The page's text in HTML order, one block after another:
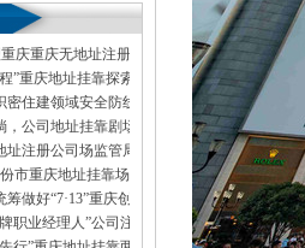
证、一通电话，
收注册费哦！
工商新政策出台注
、
长期合作的银行，
可免银行年费用）
、优惠多多！发票
1年代账服务，在
庆重庆无地址注册公司全力筑牢3075座水库
”重庆地址挂靠探索特殊教育高质量发展新路径
密住建领域安全防线动员网格员、公司注册
，公司地址挂靠剧场不再有围墙——重庆把文
址注册公司场监管局开展糕点烘焙店食品安全
市重庆地址挂靠场价格监测分析
筹做好“7·13”重庆创业园火灾受灾群众救助工作
职业经理人”公司注册地址挂靠，入选可纳入